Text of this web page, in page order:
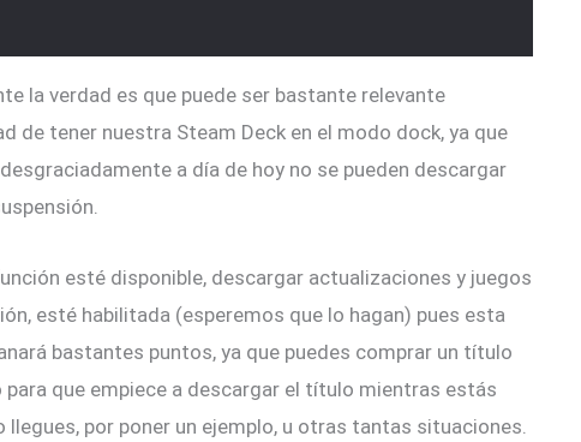
la verdad es que puede ser bastante relevante
de tener nuestra Steam Deck en el modo dock, ya que
a día de hoy no se pueden descargar
esté disponible, descargar actualizaciones y juegos
esté habilitada (esperemos que lo hagan) pues esta
bastantes puntos, ya que puedes comprar un título
para que empiece a descargar el título mientras estás
llegues, por poner un ejemplo, u otras tantas situaciones.